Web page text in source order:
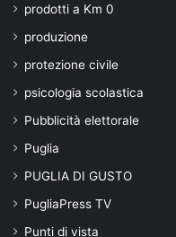
prodotti a Km 0
produzione
protezione civile
psicologia scolastica
Pubblicità elettorale
Puglia
PUGLIA DI GUSTO
PugliaPress TV
Punti di vista